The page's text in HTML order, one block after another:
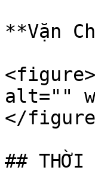
**Vặn
alt=""
</
## THỜI